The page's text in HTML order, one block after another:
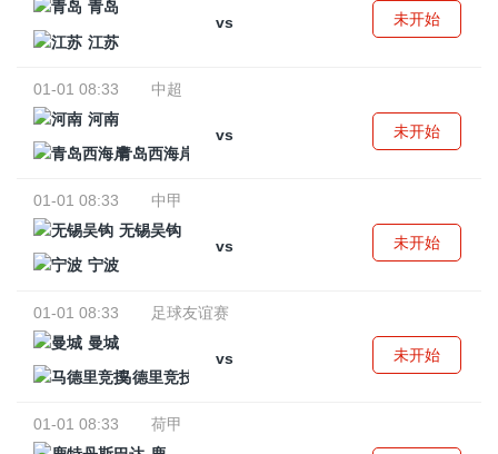
青岛
vs
江苏
未开始
01-01 08:33
中超
河南
vs
青岛西海岸
未开始
01-01 08:33
中甲
无锡吴钩
vs
宁波
未开始
01-01 08:33
足球友谊赛
曼城
vs
马德里竞技
未开始
01-01 08:33
荷甲